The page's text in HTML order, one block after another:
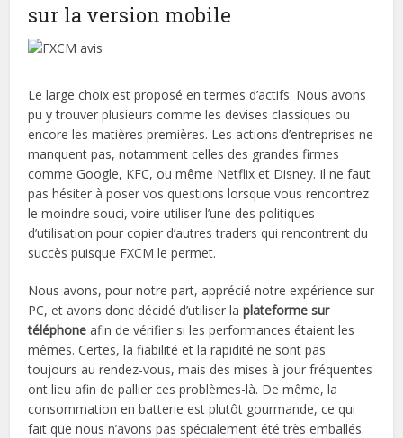
sur la version mobile
Le large choix est proposé en termes d’actifs. Nous avons
pu y trouver plusieurs comme les devises classiques ou
encore les matières premières. Les actions d’entreprises ne
manquent pas, notamment celles des grandes firmes
comme Google, KFC, ou même Netflix et Disney. Il ne faut
pas hésiter à poser vos questions lorsque vous rencontrez
le moindre souci, voire utiliser l’une des politiques
d’utilisation pour copier d’autres traders qui rencontrent du
succès puisque FXCM le permet.
Nous avons, pour notre part, apprécié notre expérience sur
PC, et avons donc décidé d’utiliser laplateforme sur
téléphone afin de vérifier si les performances étaient les
mêmes. Certes, la fiabilité et la rapidité ne sont pas
toujours au rendez-vous, mais des mises à jour fréquentes
ont lieu afin de pallier ces problèmes-là. De même, la
consommation en batterie est plutôt gourmande, ce qui
fait que nous n’avons pas spécialement été très emballés.